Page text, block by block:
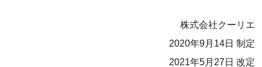
株式会社クーリエ
2020年9月14日 制定
2021年5月27日 改定